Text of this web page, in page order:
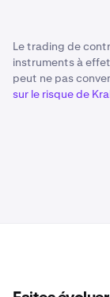
Le trading de
instruments à
peut ne pas
sur le risque de